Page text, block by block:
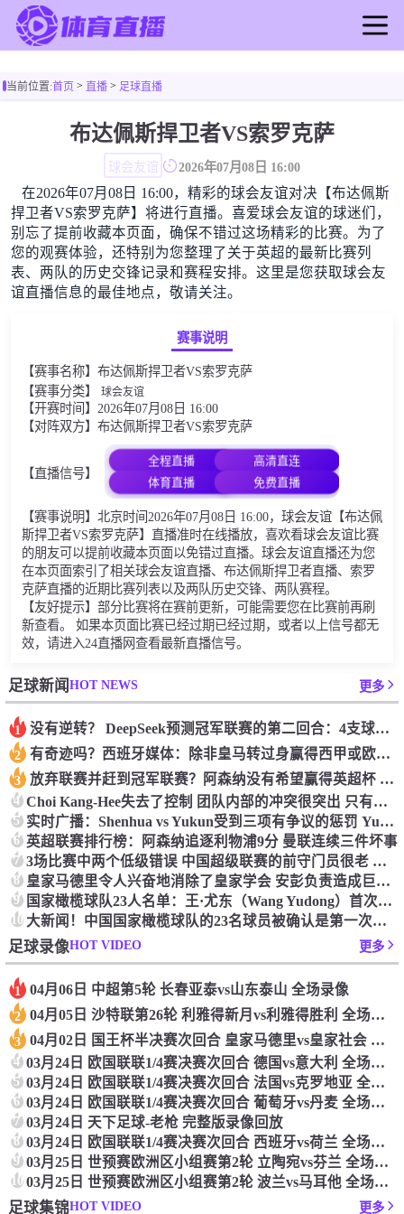
足球直播
足球新闻
篮球新闻
当前位置:首页> 直播> 足球直播
布达佩斯捍卫者VS索罗克萨
球会友谊 2026年07月08日 16:00
在2026年07月08日 16:00，精彩的球会友谊对决【布达佩斯
捍卫者VS索罗克萨】将进行直播。喜爱球会友谊的球迷们，
别忘了提前收藏本页面，确保不错过这场精彩的比赛。为了
您的观赛体验，还特别为您整理了关于英超的最新比赛列
表、两队的历史交锋记录和赛程安排。这里是您获取球会友
谊直播信息的最佳地点，敬请关注。
赛事说明
【赛事名称】布达佩斯捍卫者VS索罗克萨
【赛事分类】 球会友谊
【开赛时间】2026年07月08日 16:00
【对阵双方】布达佩斯捍卫者VS索罗克萨
【直播信号】
全程直播 高清直连
体育直播 免费直播
【赛事说明】北京时间2026年07月08日 16:00，球会友谊【布达佩
斯捍卫者VS索罗克萨】直播准时在线播放，喜欢看球会友谊比赛
的朋友可以提前收藏本页面以免错过直播。球会友谊直播还为您
在本页面索引了相关球会友谊直播、布达佩斯捍卫者直播、索罗
克萨直播的近期比赛列表以及两队历史交锋、两队赛程。
【友好提示】部分比赛将在赛前更新，可能需要您在比赛前再刷
新查看。 如果本页面比赛已经过期已经过期，或者以上信号都无
效，请进入24直播网查看最新直播信号。
足球新闻HOT NEWS 更多
1 没有逆转？ DeepSeek预测冠军联赛的第二回合：4支球队在第一回合中获胜 枪手输了
2 有奇迹吗？西班牙媒体：除非皇马转过身赢得西甲或欧洲冠军
3 放弃联赛并赶到冠军联赛？阿森纳没有希望赢得英超杯 赢得欧洲冠军的可能性
4 Choi Kang-Hee失去了控制 团队内部的冲突很突出 只有一个人可以从水火中拯救崔孔
5 实时广播：Shenhua vs Yukun受到三项有争议的惩罚 Yukun将向中国足球联合会提出投诉
6 英超联赛排行榜：阿森纳追逐利物浦9分 曼联连续三件坏事
7 3场比赛中两个低级错误 中国超级联赛的前守门员很老 是时候让位了 最好的继任者出现
8 皇家马德里令人兴奋地消除了皇家学会 安彭负责造成巨大的灾难！
9 国家橄榄球队23人名单：王·尤东（Wang Yudong）首次被选为第11名 塞吉尼奥（Serginho）在名单上
10 大新闻！中国国家橄榄球队的23名球员被确认是第一次进入阵容
足球录像HOT VIDEO 更多
1 04月06日 中超第5轮 长春亚泰vs山东泰山 全场录像
2 04月05日 沙特联第26轮 利雅得新月vs利雅得胜利 全场录像
3 04月02日 国王杯半决赛次回合 皇家马德里vs皇家社会 全场录像
4 03月24日 欧国联联1/4赛决赛次回合 德国vs意大利 全场录像回放
5 03月24日 欧国联联1/4赛决赛次回合 法国vs克罗地亚 全场录像回放
6 03月24日 欧国联联1/4赛决赛次回合 葡萄牙vs丹麦 全场录像回放
7 03月24日 天下足球-老枪 完整版录像回放
8 03月24日 欧国联联1/4赛决赛次回合 西班牙vs荷兰 全场录像回放
9 03月25日 世预赛欧洲区小组赛第2轮 立陶宛vs芬兰 全场录像回放
10 03月25日 世预赛欧洲区小组赛第2轮 波兰vs马耳他 全场录像回放
足球集锦HOT VIDEO 更多